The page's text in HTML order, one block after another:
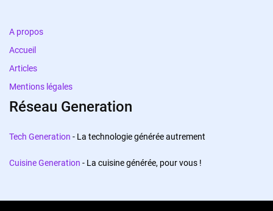
A propos
Accueil
Articles
Mentions légales
Réseau Generation
Tech Generation - La technologie générée autrement
Cuisine Generation - La cuisine générée, pour vous !